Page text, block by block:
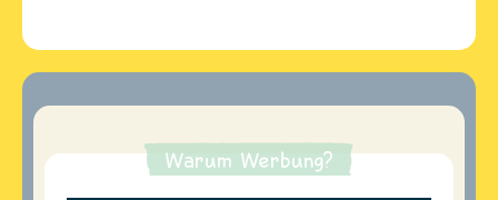
Warum Werbung?